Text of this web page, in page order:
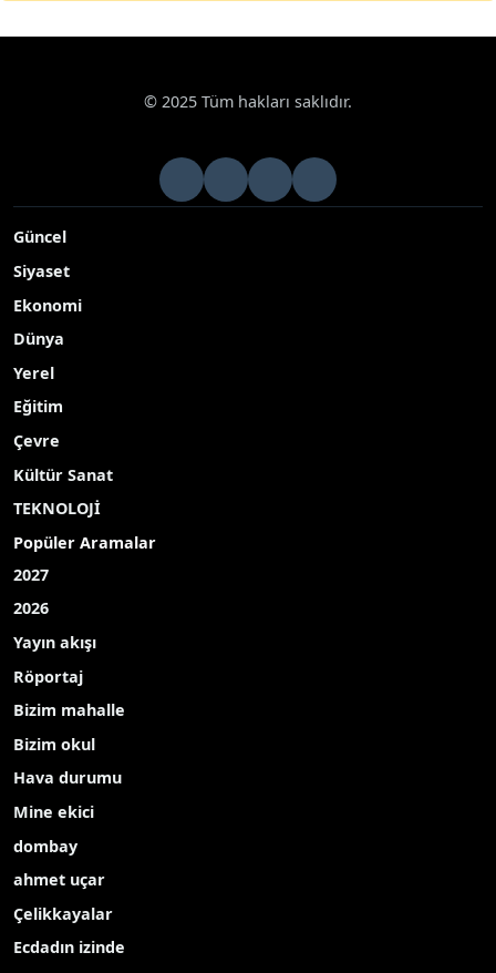
© 2025 Tüm hakları saklıdır.
Güncel
Siyaset
Ekonomi
Dünya
Yerel
Eğitim
Çevre
Kültür Sanat
TEKNOLOJİ
Popüler Aramalar
2027
2026
Yayın akışı
Röportaj
Bizim mahalle
Bizim okul
Hava durumu
Mine ekici
dombay
ahmet uçar
Çelikkayalar
Ecdadın izinde